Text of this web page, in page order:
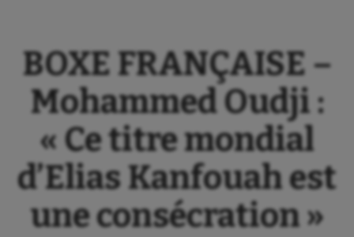
BOXE FRANÇAISE –
Mohammed Oudji :
« Ce titre mondial
d’Elias Kanfouah est
une consécration »